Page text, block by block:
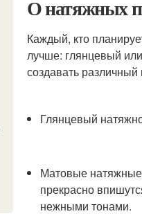
О натяжных
Каждый, кто
лучше: глянцевый
создавать
Глянцевый
Матовые натяжные
прекрасно
нежными тонами.